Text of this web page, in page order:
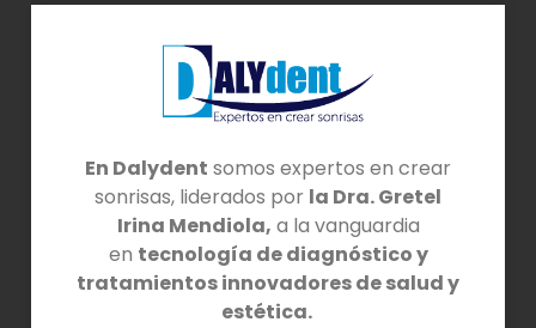
En Dalydent somos expertos en crear
sonrisas, liderados por la Dra. Gretel
Irina Mendiola, a la vanguardia
en tecnología de diagnóstico y
tratamientos innovadores de salud y
estética.